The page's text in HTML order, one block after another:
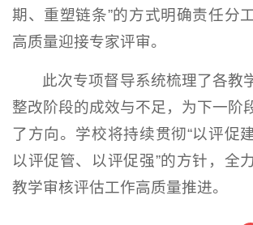
期、重塑链条”的方式明确责任分
高质量迎接专家评审。
此次专项督导系统梳理了各教
整改阶段的成效与不足，为下一阶
了方向。学校将持续贯彻“以评促
以评促管、以评促强”的方针，全
教学审核评估工作高质量推进。